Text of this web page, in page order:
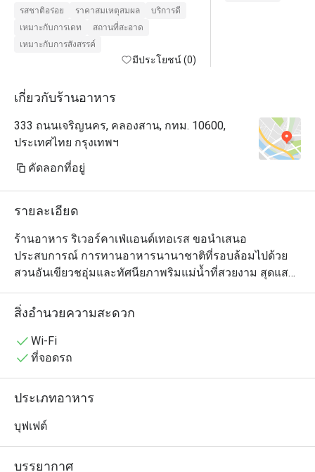
The by far best buffet in Bangkok
รสชาติอร่อย ราคาสมเหตุสมผล
บริการดี
เหมาะกับการเดท
สถานที่สะอาด
เหมาะกับการสังสรรค์
มีประโยชน์ (0)
เกี่ยวกับร้านอาหาร
333 ถนนเจริญนคร, คลองสาน, กทม. 10600,
ประเทศไทย กรุงเทพฯ
คัดลอกที่อยู่
รายละเอียด
ร้านอาหาร ริเวอร์คาเฟ่แอนด์เทอเรส ขอนำเสนอ
ประสบการณ์ การทานอาหารนานาชาติที่รอบล้อมไปด้วย
สวนอันเขียวชอุ่มและทัศนียภาพริมแม่น้ำที่สวยงาม สุดแสน
จะโรแมนติก
ต้า สเต็ก และอาหารทะเล และอื่นๆ
มื้อค่ำสุดหรู ตั้งอยู่ที่ชั้นล็อบบี้ของโรงแรม The Peninsula
ด้วยทำเลริมแม่น้ำเจ้าพระยา บรรยากาศสวยงามและโรแมน
สิ่งอำนวยความสะดวก
Wi-Fi
ที่จอดรถ
ประเภทอาหาร
บุฟเฟต์
บรรยากาศ